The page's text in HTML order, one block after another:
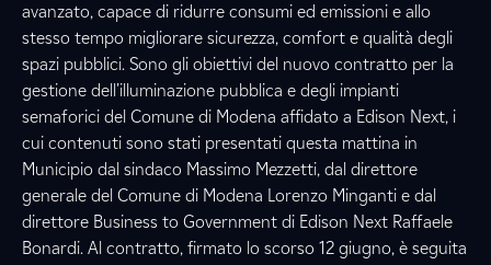
avanzato, capace di ridurre consumi ed emissioni e allo
stesso tempo migliorare sicurezza, comfort e qualità degli
spazi pubblici. Sono gli obiettivi del nuovo contratto per la
gestione dell’illuminazione pubblica e degli impianti
semaforici del Comune di Modena affidato a Edison Next, i
cui contenuti sono stati presentati questa mattina in
Municipio dal sindaco Massimo Mezzetti, dal direttore
generale del Comune di Modena Lorenzo Minganti e dal
direttore Business to Government di Edison Next Raffaele
Bonardi. Al contratto, firmato lo scorso 12 giugno, è seguita